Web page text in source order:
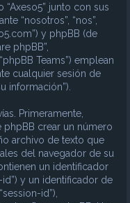
junto con sus
“nosotros”, “nos”,
y phpBB (de
phpBB”,
Teams”) emplean
cualquier sesión de
información”).
Primeramente,
phpBB crear un número
archivo de texto que
del navegador de su
un identificador
y un identificador de
id”),